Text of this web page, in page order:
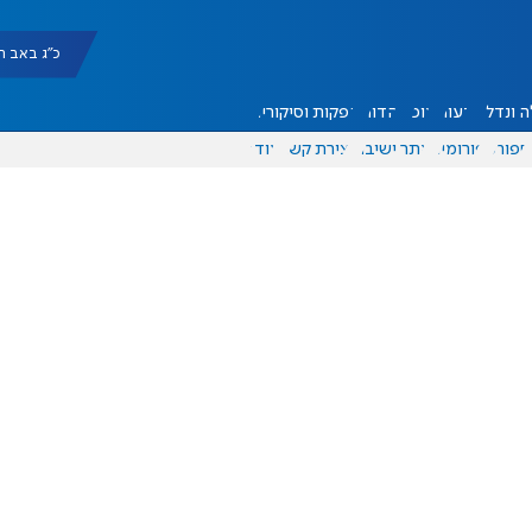
כ"ג באב תשפ"ו
ונדל"ן דעות אוכל יהדות הפקות וסיקורים
ספורט פורומים אתר ישיבה יצירת קשר עוד